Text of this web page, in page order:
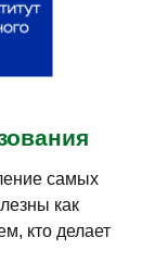
самых
как
кто делает